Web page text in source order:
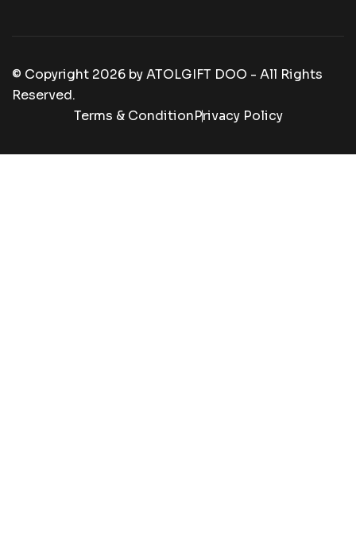
© Copyright 2026 byATOLGIFT DOO - All Rights
Reserved.
Terms & ConditionPrivacy Policy